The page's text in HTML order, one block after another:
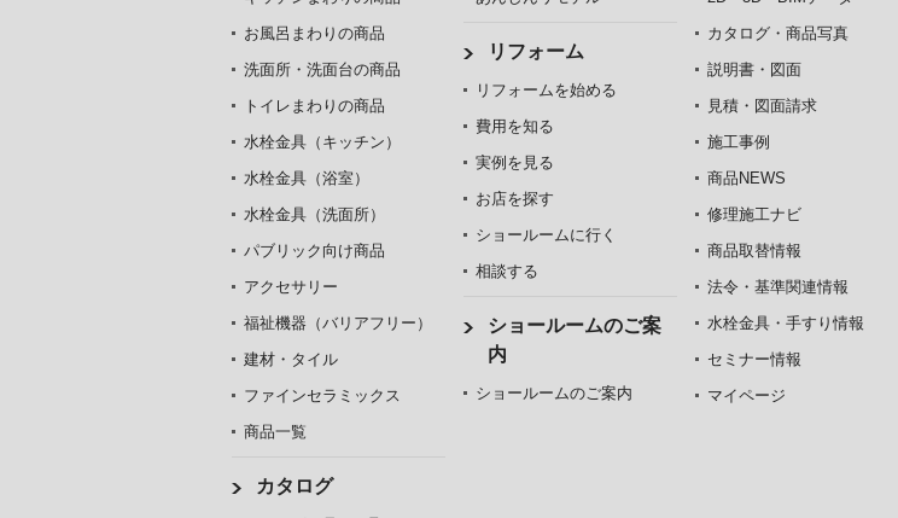
お風呂まわりの商品
洗面所・洗面台の商品
トイレまわりの商品
水栓金具（キッチン）
水栓金具（浴室）
水栓金具（洗面所）
パブリック向け商品
アクセサリー
福祉機器（バリアフリー）
建材・タイル
ファインセラミックス
商品一覧
カタログ
リフォーム
リフォームを始める
費用を知る
実例を見る
お店を探す
ショールームに行く
相談する
ショールームのご案
内
ショールームのご案内
カタログ・商品写真
説明書・図面
見積・図面請求
施工事例
商品NEWS
修理施工ナビ
商品取替情報
法令・基準関連情報
水栓金具・手すり情報
セミナー情報
マイページ